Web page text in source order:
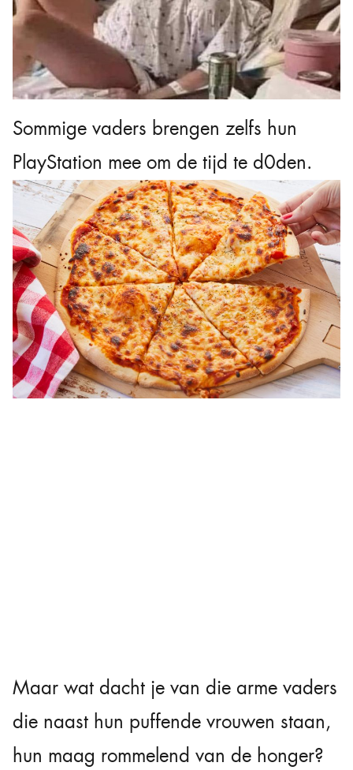
Sommige vaders brengen zelfs hun
PlayStation mee om de tijd te d0den.
Maar wat dacht je van die arme vaders
die naast hun puffende vrouwen staan,
hun maag rommelend van de honger?